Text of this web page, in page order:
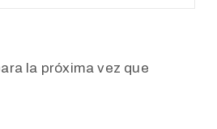
la próxima vez que